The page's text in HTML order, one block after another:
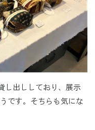
し出ししており、展示
です。そちらも気にな